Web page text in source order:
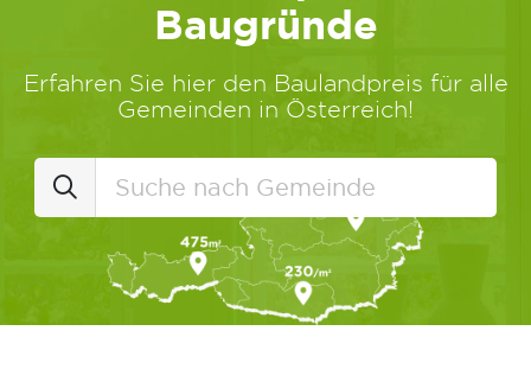
Baugründe
Erfahren Sie hier den Baulandpreis für alle
Gemeinden in Österreich!